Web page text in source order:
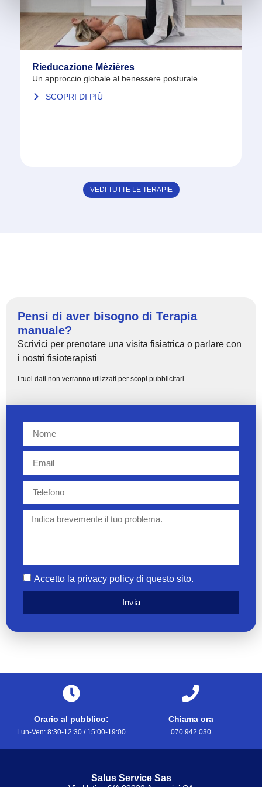
Rieducazione Mèzières
Un approccio globale al benessere posturale
SCOPRI DI PIÙ
VEDI TUTTE LE TERAPIE
Pensi di aver bisogno di Terapia
manuale?
Scrivici per prenotare una visita fisiatrica o parlare con
i nostri fisioterapisti
I tuoi dati non verranno utlizzati per scopi pubblicitari
Accetto la privacy policy di questo sito.
Invia
Orario al pubblico:
Lun-Ven: 8:30-12:30 / 15:00-19:00
Chiama ora
070 942 030
Salus Service Sas